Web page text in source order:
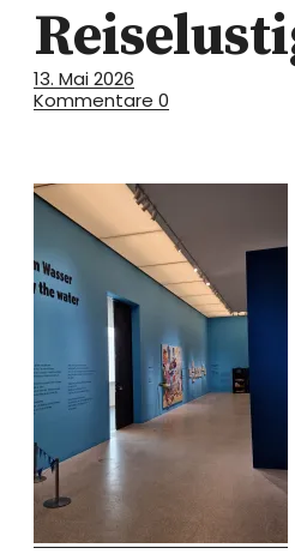
13. Mai 2026
Kommentare 0